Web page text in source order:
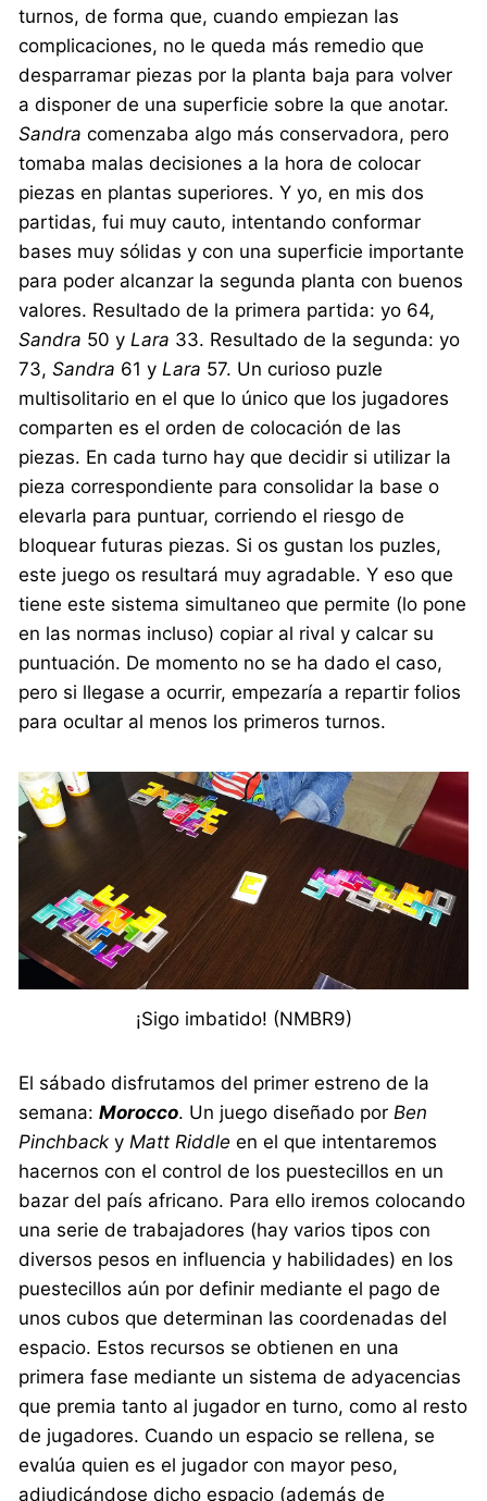
turnos, de forma que, cuando empiezan las
complicaciones, no le queda más remedio que
desparramar piezas por la planta baja para volver
a disponer de una superficie sobre la que anotar.
Sandra comenzaba algo más conservadora, pero
tomaba malas decisiones a la hora de colocar
piezas en plantas superiores. Y yo, en mis dos
partidas, fui muy cauto, intentando conformar
bases muy sólidas y con una superficie importante
para poder alcanzar la segunda planta con buenos
valores. Resultado de la primera partida: yo 64,
Sandra 50 yLara 33. Resultado de la segunda: yo
73,Sandra 61 yLara 57. Un curioso puzle
multisolitario en el que lo único que los jugadores
comparten es el orden de colocación de las
piezas. En cada turno hay que decidir si utilizar la
pieza correspondiente para consolidar la base o
elevarla para puntuar, corriendo el riesgo de
bloquear futuras piezas. Si os gustan los puzles,
este juego os resultará muy agradable. Y eso que
tiene este sistema simultaneo que permite (lo pone
en las normas incluso) copiar al rival y calcar su
puntuación. De momento no se ha dado el caso,
pero si llegase a ocurrir, empezaría a repartir folios
para ocultar al menos los primeros turnos.
¡Sigo imbatido! (NMBR9)
El sábado disfrutamos del primer estreno de la
semana:Morocco. Un juego diseñado por Ben
Pinchback y Matt Riddle en el que intentaremos
hacernos con el control de los puestecillos en un
bazar del país africano. Para ello iremos colocando
una serie de trabajadores (hay varios tipos con
diversos pesos en influencia y habilidades) en los
puestecillos aún por definir mediante el pago de
unos cubos que determinan las coordenadas del
espacio. Estos recursos se obtienen en una
primera fase mediante un sistema de adyacencias
que premia tanto al jugador en turno, como al resto
de jugadores. Cuando un espacio se rellena, se
evalúa quien es el jugador con mayor peso,
adjudicándose dicho espacio (además de